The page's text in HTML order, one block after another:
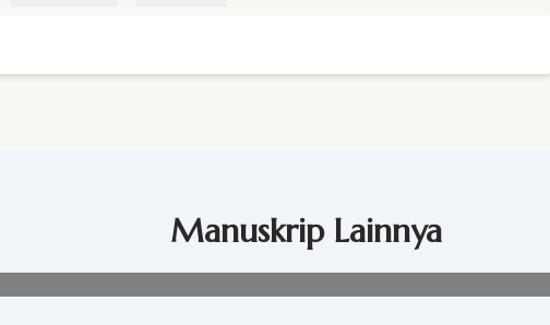
Manuskrip Lainnya